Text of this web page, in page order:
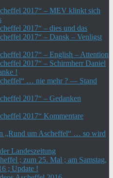
2017“ – MEV klinkt sich
2017“ – dies und das
2017“ – Dansk – Venligst
2017“ – English – Attention
2017“ – Schirmherr Daniel
!
… nie mehr ? — Stand
2017“ – Gedanken
2017“ Kommentare
„Rund um Ascheffel“ … so wird
Landeszeitung
; zum 25. Mal ; am Samstag,
; Update !